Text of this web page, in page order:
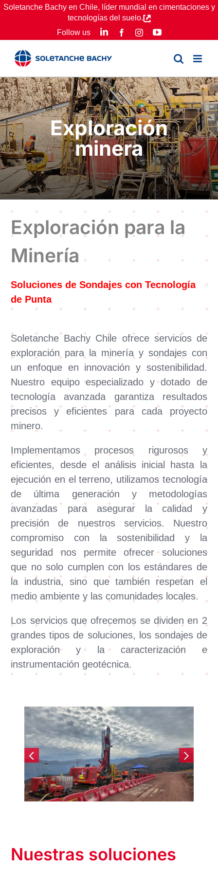
Skip
Soletanche Bachy en Chile, líder mundial en cimentaciones y
tecnologías del suelo.
Follow us
LinkedInFacebookInstagramYouTube
Exploración
minera
Exploración para la
Minería
Soluciones de Sondajes con Tecnología
de Punta
Soletanche Bachy Chile ofrece servicios de
exploración para la minería y sondajes con
un enfoque en innovación y sostenibilidad.
Nuestro equipo especializado y dotado de
tecnología avanzada garantiza resultados
precisos y eficientes para cada proyecto
minero.
Implementamos procesos rigurosos y
eficientes, desde el análisis inicial hasta la
ejecución en el terreno, utilizamos tecnología
de última generación y metodologías
avanzadas para asegurar la calidad y
precisión de nuestros servicios. Nuestro
compromiso con la sostenibilidad y la
seguridad nos permite ofrecer soluciones
que no solo cumplen con los estándares de
la industria, sino que también respetan el
medio ambiente y las comunidades locales.
Los servicios que ofrecemos se dividen en 2
grandes tipos de soluciones, los sondajes de
exploración y la caracterización e
instrumentación geotécnica.
Nuestras soluciones